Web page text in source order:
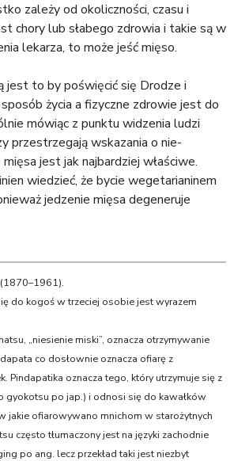
zależy od okoliczności, czasu i
chory lub słabego zdrowia i takie są w
lekarza, to może jeść mięso.
jest to by poświęcić się Drodze i
życia a fizyczne zdrowie jest do
mówiąc z punktu widzenia ludzi
przestrzegają wskazania o nie-
mięsa jest jak najbardziej właściwe.
wiedzieć, że bycie wegetarianinem
jedzenie mięsa degeneruje
do kogoś w trzeciej osobie jest wyrazem
„niesienie miski”, oznacza otrzymywanie
co dosłownie oznacza ofiarę z
Pindapatika oznacza tego, który utrzymuje się z
gyokotsu po jap.) i odnosi się do kawałków
jakie ofiarowywano mnichom w starożytnych
często tłumaczony jest na języki zachodnie
po ang. lecz przekład taki jest niezbyt